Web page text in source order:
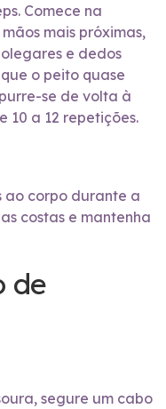
Comece na
mais próximas,
e dedos
o peito quase
se de volta à
10 a 12 repetições.
ao corpo durante a
costas e mantenha
de
segure um cabo